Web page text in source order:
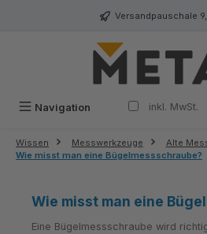
Versandpauschale
Navigation inkl. MwSt.
Wissen Messwerkzeuge
Alte
Wie misst man eine Bügelmessschraube?
Wie misst man eine
Eine Bügelmessschraube wird